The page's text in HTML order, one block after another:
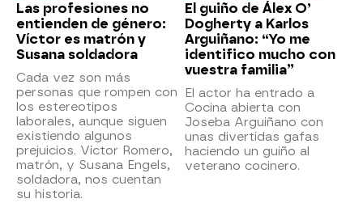
Las profesiones no
entienden de género:
Víctor es matrón y
Susana soldadora
Cada vez son más
personas que rompen con
los estereotipos
laborales, aunque siguen
existiendo algunos
prejuicios. Víctor Romero,
matrón, y Susana Engels,
soldadora, nos cuentan
su historia.
El guiño de Álex O’
Dogherty a Karlos
Arguiñano: “Yo me
identifico mucho con
vuestra familia”
El actor ha entrado a
Cocina abierta con
Joseba Arguiñano con
unas divertidas gafas
haciendo un guiño al
veterano cocinero.